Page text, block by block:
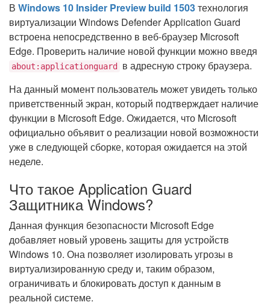
В Windows 10 Insider Preview build 1503технология
виртуализации Windows Defender Application Guard
встроена непосредственно в веб-браузер Microsoft
Edge. Проверить наличие новой функции можно введя
about:applicationguard
в адресную строку браузера.
На данный момент пользователь может увидеть только
приветственный экран, который подтверждает наличие
функции в Microsoft Edge. Ожидается, что Microsoft
официально объявит о реализации новой возможности
уже в следующей сборке, которая ожидается на этой
неделе.
Что такое Application Guard
Защитника Windows?
Данная функция безопасности Microsoft Edge
добавляет новый уровень защиты для устройств
Windows 10. Она позволяет изолировать угрозы в
виртуализированную среду и, таким образом,
ограничивать и блокировать доступ к данным в
реальной системе.